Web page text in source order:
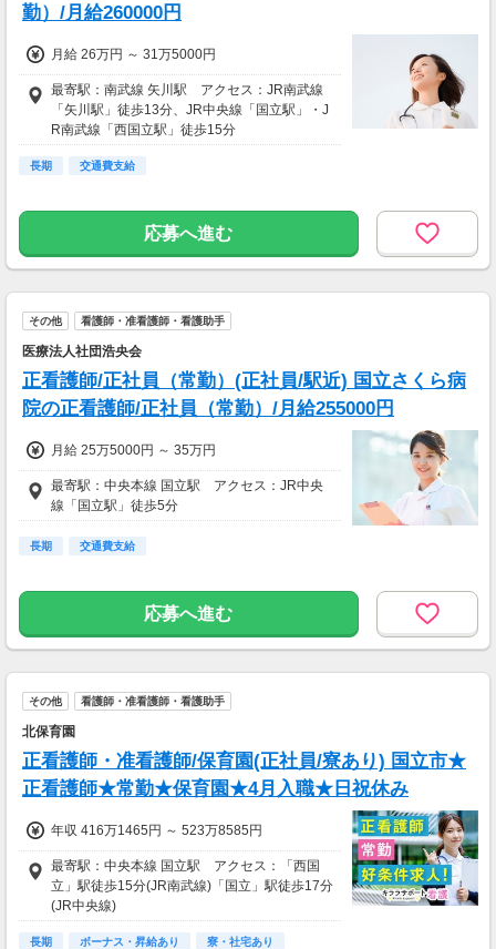
勤）/月給260000円
月給 26万円 ～ 31万5000円
最寄駅：南武線 矢川駅 アクセス：JR南武線
「矢川駅」徒歩13分、JR中央線「国立駅」・J
R南武線「西国立駅」徒歩15分
長期 交通費支給
応募へ進む
その他 看護師・准看護師・看護助手
医療法人社団浩央会
正看護師/正社員（常勤）(正社員/駅近) 国立さくら病
院の正看護師/正社員（常勤）/月給255000円
月給 25万5000円 ～ 35万円
最寄駅：中央本線 国立駅 アクセス：JR中央
線「国立駅」徒歩5分
長期 交通費支給
応募へ進む
その他 看護師・准看護師・看護助手
北保育園
正看護師・准看護師/保育園(正社員/寮あり) 国立市★
正看護師★常勤★保育園★4月入職★日祝休み
年収 416万1465円 ～ 523万8585円
最寄駅：中央本線 国立駅 アクセス：「西国
立」駅徒歩15分(JR南武線)「国立」駅徒歩17分
(JR中央線)
長期 ボーナス・昇給あり 寮・社宅あり